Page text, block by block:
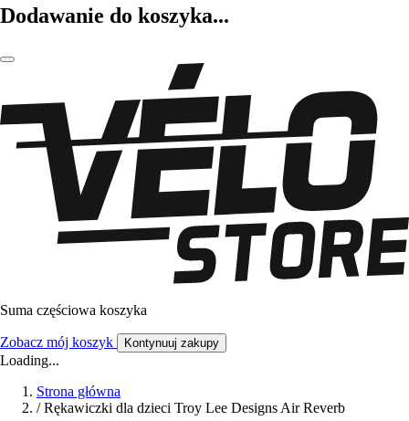
Dodawanie do koszyka...
Suma częściowa koszyka
Zobacz mój koszyk Kontynuuj zakupy
Loading...
Strona główna
/ Rękawiczki dla dzieci Troy Lee Designs Air Reverb